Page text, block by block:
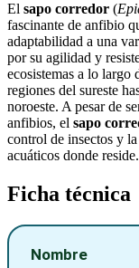
El sapo corredor (
fascinante de anfibio
adaptabilidad a una
por su agilidad y
ecosistemas a lo largo
regiones del sureste
noroeste. A pesar de
anfibios, el sapo
control de insectos y
acuáticos donde reside.
Ficha técnica
Nombre